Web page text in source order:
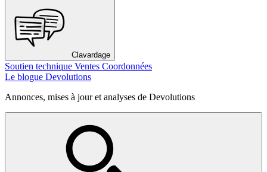
Clavardage
Soutien technique Ventes Coordonnées
Le blogue Devolutions
Annonces, mises à jour et analyses de Devolutions